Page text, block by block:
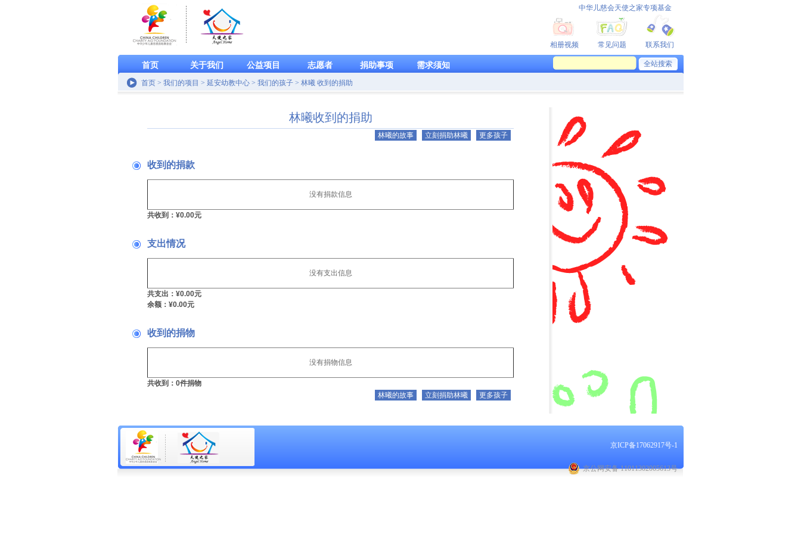
中华儿慈会天使之家专项基金
联系我们
常见问题
相册视频
首页 关于我们 公益项目 志愿者 捐助事项 需求须知
首页 > 我们的项目 > 延安幼教中心 > 我们的孩子 > 林曦 收到的捐助
林曦收到的捐助
林曦的故事 立刻捐助林曦 更多孩子
收到的捐款
没有捐款信息
共收到：¥0.00元
支出情况
没有支出信息
共支出：¥0.00元
余额：¥0.00元
收到的捐物
没有捐物信息
共收到：0件捐物
林曦的故事
立刻捐助林曦 更多孩子
京ICP备17062917号-1
京公网安备 11011302005613号